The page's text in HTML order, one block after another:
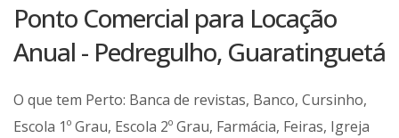
Ponto Comercial para Locação
Anual - Pedregulho, Guaratinguetá
O que tem Perto: Banca de revistas, Banco, Cursinho,
Escola 1º Grau, Escola 2º Grau, Farmácia, Feiras, Igreja